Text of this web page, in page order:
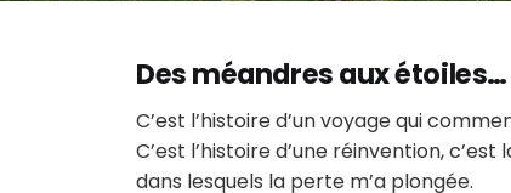
Des méandres aux étoiles…
C’est l’histoire d’un voyage qui
C’est l’histoire d’une réinvention,
dans lesquels la perte m’a plongée.